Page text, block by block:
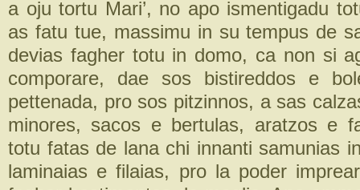
a oju tortu Mari’, no apo ismentigadu
as fatu tue, massimu in su tempus de
devias fagher totu in domo, ca non si
comporare, dae sos bistireddos e
pettenada, pro sos pitzinnos, a sas
minores, sacos e bertulas, aratzos e
totu fatas de lana chi innanti samunias
laminaias e filaias, pro la poder